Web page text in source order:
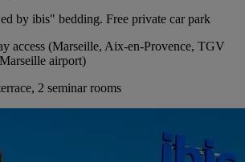
by ibis" bedding. Free private car park
access (Marseille, Aix-en-Provence, TGV
airport)
2 seminar rooms